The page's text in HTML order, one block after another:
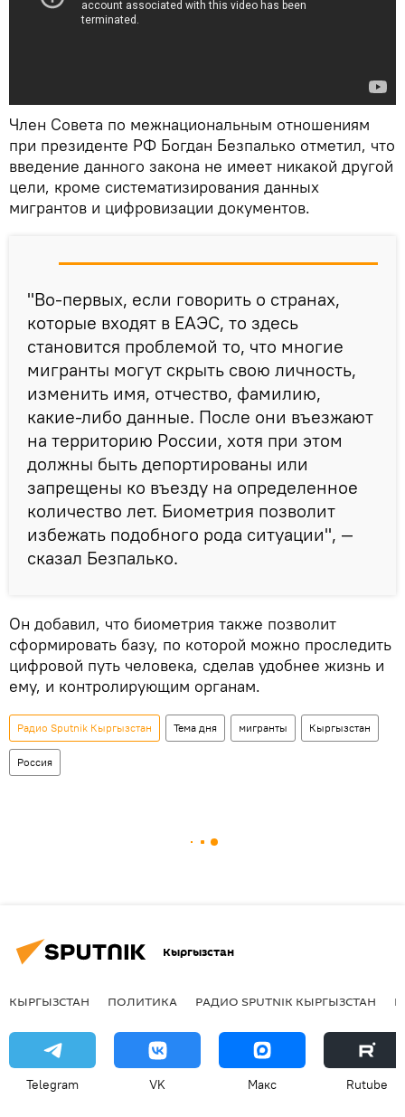
Член Совета по межнациональным отношениям
при президенте РФ Богдан Безпалько отметил, что
введение данного закона не имеет никакой другой
цели, кроме систематизирования данных
мигрантов и цифровизации документов.
"Во-первых, если говорить о странах,
которые входят в ЕАЭС, то здесь
становится проблемой то, что многие
мигранты могут скрыть свою личность,
изменить имя, отчество, фамилию,
какие-либо данные. После они въезжают
на территорию России, хотя при этом
должны быть депортированы или
запрещены ко въезду на определенное
количество лет. Биометрия позволит
избежать подобного рода ситуации", —
сказал Безпалько.
Он добавил, что биометрия также позволит
сформировать базу, по которой можно проследить
цифровой путь человека, сделав удобнее жизнь и
ему, и контролирующим органам.
Радио Sputnik Кыргызстан Тема дня мигранты Кыргызстан
Россия
Кыргызстан
КЫРГЫЗСТАН ПОЛИТИКА РАДИО SPUTNIK КЫРГЫЗСТАН
Telegram VK Макс Rutube